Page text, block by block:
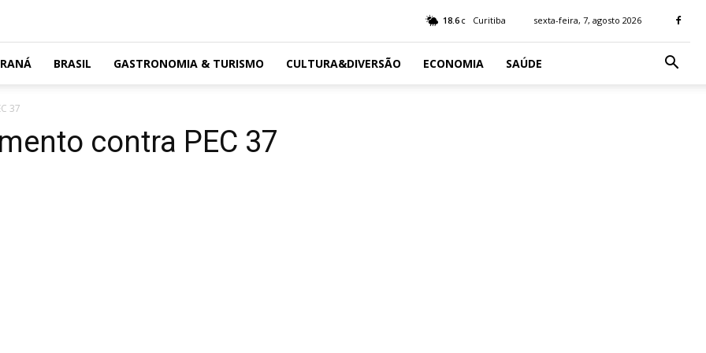
18.6 C Curitiba sexta-feira, 7, agosto 2026
BRASIL GASTRONOMIA & TURISMO CULTURA&DIVERSÃO ECONOMIA SAÚDE
37
contra PEC 37